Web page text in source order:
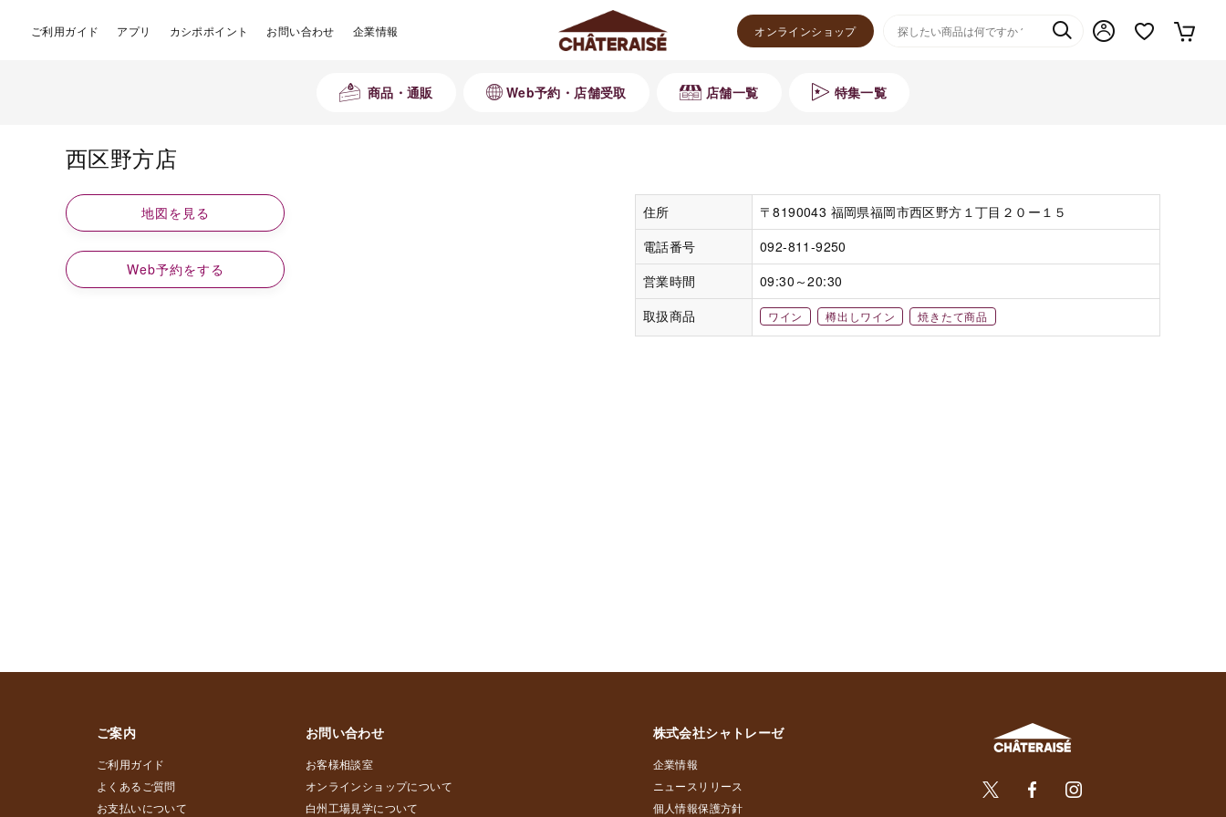
ご利用ガイド アプリ カシポポイント お問い合わせ 企業情報 オンラインショップ
商品・通販 Web予約・店舗受取 店舗一覧 特集一覧
西区野方店
住所
〒8190043 福岡県福岡市西区野方１丁目２０ー１５
電話番号
092-811-9250
営業時間
09:30～20:30
取扱商品
ワイン 樽出しワイン 焼きたて商品
地図を見る
Web予約をする
ご案内
ご利用ガイド
よくあるご質問
お支払いについて
お問い合わせ
お客様相談室
オンラインショップについて
白州工場見学について
株式会社シャトレーゼ
企業情報
ニュースリリース
個人情報保護方針